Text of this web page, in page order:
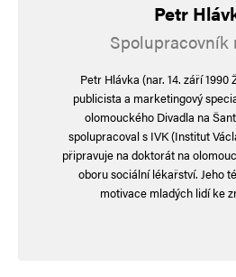
Petr
Spolupracovník
Petr Hlávka (nar. 14. září 1990
publicista a marketingový
olomouckého Divadla na
spolupracoval s IVK (Institut
připravuje na doktorát na
oboru sociální lékařství. Jeho
motivace mladých lidí ke